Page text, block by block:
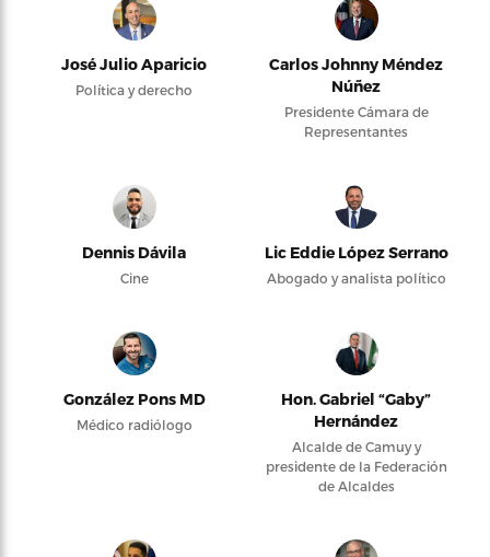
José Julio Aparicio
Política y derecho
Carlos Johnny Méndez
Núñez
Presidente Cámara de
Representantes
Dennis Dávila
Cine
Lic Eddie López Serrano
Abogado y analista político
González Pons MD
Médico radiólogo
Hon. Gabriel “Gaby”
Hernández
Alcalde de Camuy y
presidente de la Federación
de Alcaldes